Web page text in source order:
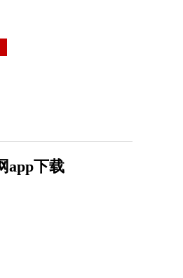
app下载